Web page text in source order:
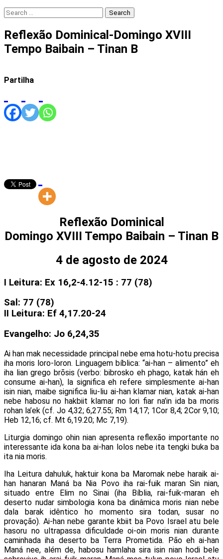
Search
for:
Reflexão Dominical-Domingo XVIII
Tempo Baibain – Tinan B
Partilha
Reflexão Dominical
Domingo XVIII Tempo Baibain – Tinan B
4 de agosto de 2024
I Leitura: Ex 16,2-4.12-15 : 77 (78)
Sal: 77 (78)
II Leitura: Ef 4,17.20-24
Evangelho: Jo 6,24,35
Ai han mak necessidade principal nebe ema hotu-hotu precisa
iha moris loro-loron. Linguagem bíblica: “ai-han – alimento” eh
iha lian grego brōsis (verbo: bibrosko eh phago, katak hán eh
consume ai-han), la significa eh refere simplesmente ai-han
isin nian, maibe significa liu-liu ai-han klamar nian, katak ai-han
nebe habosu no hakbiit klamar no lori fiar na’in ida ba moris
rohan la’ek (cf. Jo 4,32; 6,27.55; Rm 14,17; 1Cor 8,4; 2Cor 9,10;
Heb 12,16; cf. Mt 6,19.20; Mc 7,19).
Liturgia domingo ohin nian apresenta reflexão importante no
interessante ida kona ba ai-han lolos nebe ita tengki buka ba
ita nia moris.
Iha Leitura dahuluk, haktuir kona ba Maromak nebe haraik ai-
han hanaran Maná ba Nia Povo iha rai-fuik maran Sin nian,
situado entre Elim no Sinai (iha Bíblia, rai-fuik-maran eh
deserto nudar simbologia kona ba dinâmica moris nian nebe
dala barak idêntico ho momento sira todan, susar no
provação). Ai-han nebe garante kbiit ba Povo Israel atu bele
hasoru no ultrapassa dificuldade oi-oin moris nian durante
caminhada iha deserto ba Terra Prometida. Pão eh ai-han
Maná nee, além de, habosu hamlaha sira isin nian hodi bele